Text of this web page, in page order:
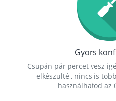
Gyors
Csupán pár percet vesz
elkészültél, nincs is
használhatod az